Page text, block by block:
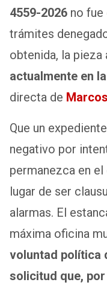
4559-2026 no fue
trámites
obtenida, la
actualmente en
directa de
Que un
negativo por
permanezca en
lugar de ser
alarmas. El
máxima oficina
voluntad política
solicitud que,